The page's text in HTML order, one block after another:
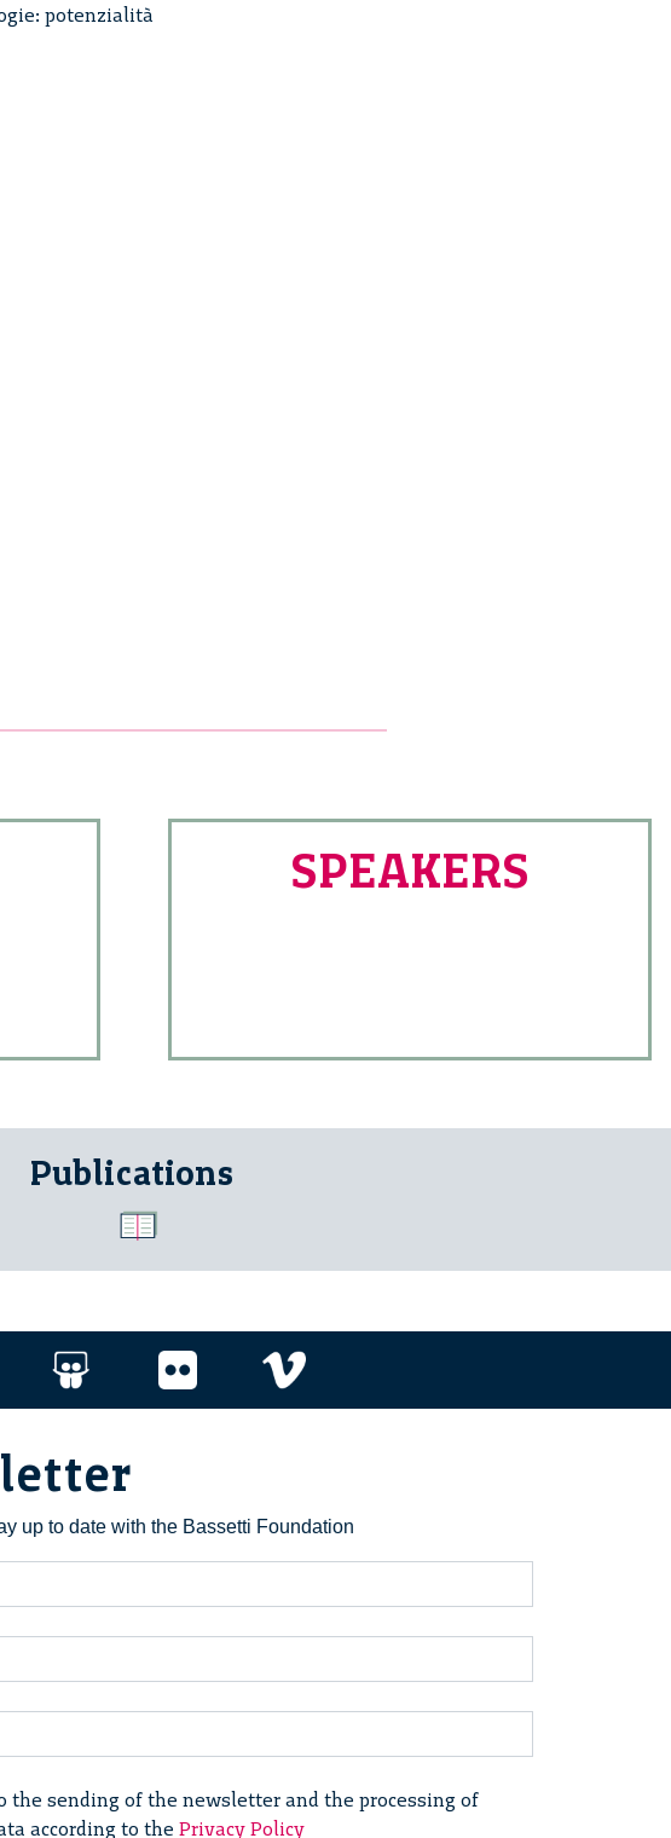
potenzialità
SPEAKERS
Publications
up to date with the Bassetti Foundation
the sending of the newsletter and the processing of
according to the Privacy Policy